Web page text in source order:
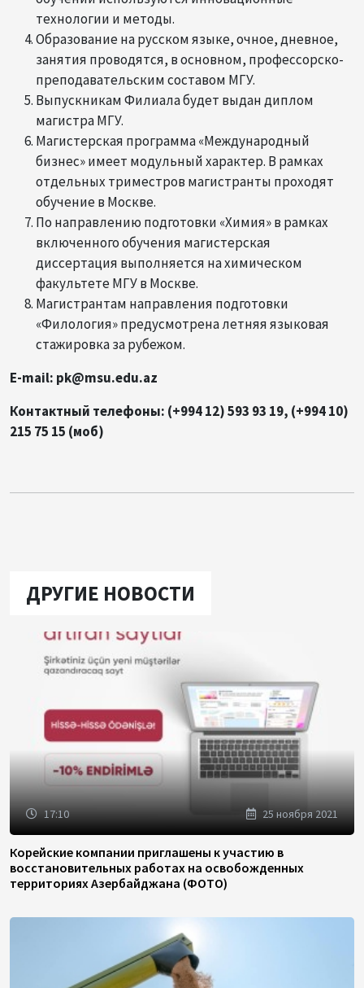
технологии и методы.
Образование на русском языке, очное, дневное,
занятия проводятся, в основном, профессорско-
преподавательским составом МГУ.
Выпускникам Филиала будет выдан диплом
магистра МГУ.
Магистерская программа «Международный
бизнес» имеет модульный характер. В рамках
отдельных триместров магистранты проходят
обучение в Москве.
По направлению подготовки «Химия» в рамках
включенного обучения магистерская
диссертация выполняется на химическом
факультете МГУ в Москве.
Магистрантам направления подготовки
«Филология» предусмотрена летняя языковая
стажировка за рубежом.
E-mail: pk@msu.edu.az
Контактный телефоны: (+994 12) 593 93 19, (+994 10)
215 75 15 (моб)
ДРУГИЕ НОВОСТИ
17:10 25 ноября 2021
Корейские компании приглашены к участию в
восстановительных работах на освобожденных
территориях Азербайджана (ФОТО)